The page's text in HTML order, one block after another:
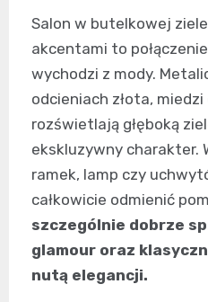
Salon w butelkowej
akcentami to
wychodzi z mody.
odcieniach złota,
rozświetlają głęboką
ekskluzywny charakter.
ramek, lamp czy
całkowicie odmienić
szczególnie dobrze
glamour oraz
nutą elegancji.